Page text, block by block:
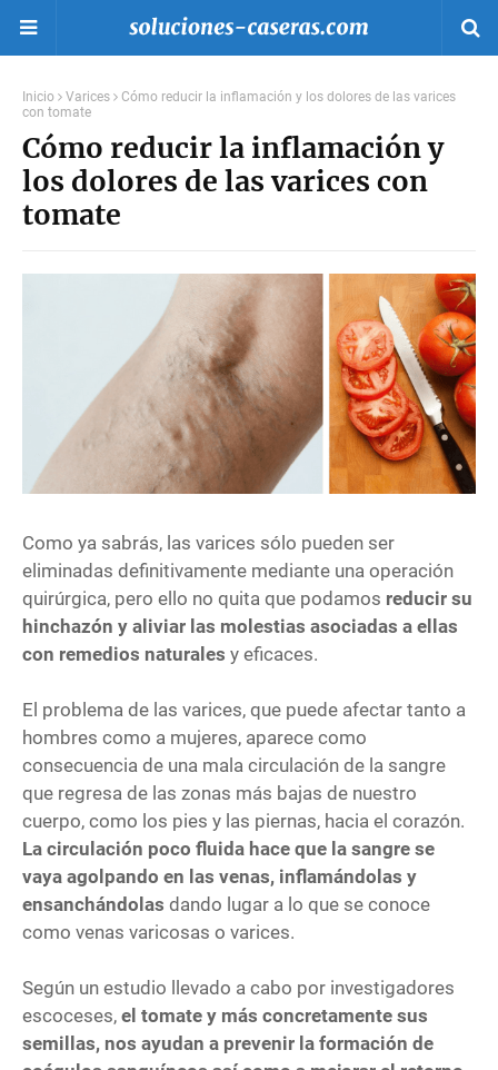
Inicio Varices
Cómo reducir la inflamación y los dolores de las varices
con tomate
Cómo reducir la inflamación y
los dolores de las varices con
tomate
Como ya sabrás, las varices sólo pueden ser
eliminadas definitivamente mediante una operación
quirúrgica, pero ello no quita que podamos reducir su
hinchazón y aliviar las molestias asociadas a ellas
con remedios naturales y eficaces.
El problema de las varices, que puede afectar tanto a
hombres como a mujeres, aparece como
consecuencia de una mala circulación de la sangre
que regresa de las zonas más bajas de nuestro
cuerpo, como los pies y las piernas, hacia el corazón.
La circulación poco fluida hace que la sangre se
vaya agolpando en las venas, inflamándolas y
ensanchándolas dando lugar a lo que se conoce
como venas varicosas o varices.
Según un estudio llevado a cabo por investigadores
escoceses, el tomate y más concretamente sus
semillas, nos ayudan a prevenir la formación de